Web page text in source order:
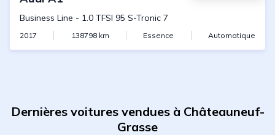
Business Line - 1.0 TFSI 95 S-Tronic 7
2017 138798km Essence Automatique
Dernières voitures vendues à Châteauneuf-
Grasse